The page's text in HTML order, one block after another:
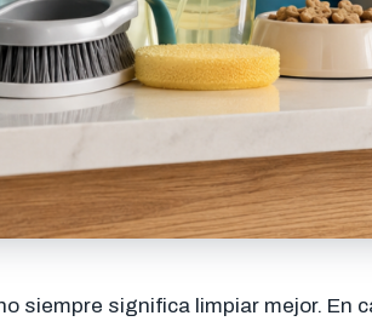
siempre significa limpiar mejor. En